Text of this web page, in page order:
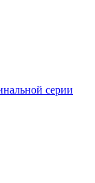
серии